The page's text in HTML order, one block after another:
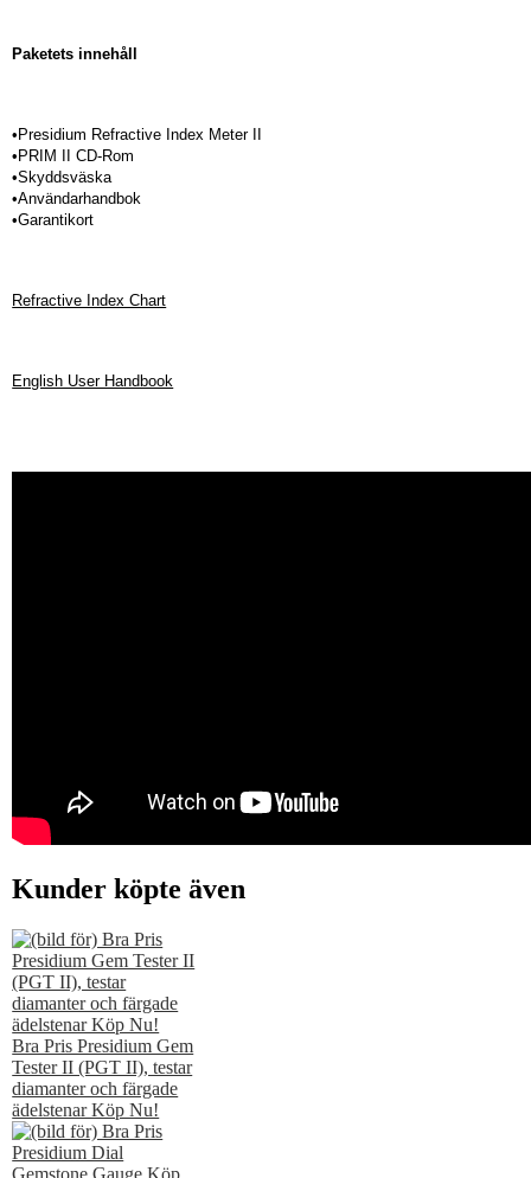
Paketets innehåll
•Presidium Refractive Index Meter II
•PRIM II CD-Rom
•Skyddsväska
•Användarhandbok
•Garantikort
Refractive Index Chart
English User Handbook
Kunder köpte även
Bra Pris Presidium Gem
Tester II (PGT II), testar
diamanter och färgade
ädelstenar Köp Nu!